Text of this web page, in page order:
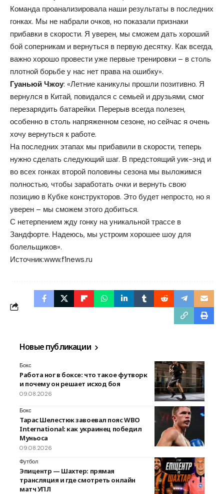
Команда проанализировала наши результаты в последних
гонках. Мы не набрали очков, но показали признаки
прибавки в скорости. Я уверен, мы сможем дать хороший
бой соперникам и вернуться в первую десятку. Как всегда,
важно хорошо провести уже первые тренировки – в столь
плотной борьбе у нас нет права на ошибку».
Гуаньюй Чжоу: «Летние каникулы прошли позитивно. Я
вернулся в Китай, повидался с семьей и друзьями, смог
перезарядить батарейки. Перерыв всегда полезен,
особенно в столь напряженном сезоне, но сейчас я очень
хочу вернуться к работе.
На последних этапах мы прибавили в скорости, теперь
нужно сделать следующий шаг. В предстоящий уик-энд и
во всех гонках второй половины сезона мы выложимся
полностью, чтобы заработать очки и вернуть свою
позицию в Кубке конструкторов. Это будет непросто, но я
уверен – мы сможем этого добиться.
С нетерпением жду гонку на уникальной трассе в
Зандфорте. Надеюсь, мы устроим хорошее шоу для
болельщиков».
Источник:www.f1news.ru
Новые публикации
Бокс
Работа ног в боксе: что такое футворк
и почему он решает исход боя
09.08.2026
Бокс
Тарас Шелестюк завоевал пояс WBO
International: как украинец победил
Муньоса
09.08.2026
Футбол
Эпицентр — Шахтер: прямая
трансляция и где смотреть онлайн
матч УПЛ